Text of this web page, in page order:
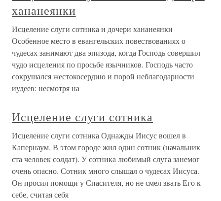
хананеянки
Исцеление слуги сотника и дочери хананеянки
Особенное место в евангельских повествованиях о
чудесах занимают два эпизода, когда Господь совершил
чудо исцеления по просьбе язычников. Господь часто
сокрушался жестокосердию и порой неблагодарности
иудеев: несмотря на
Исцеление слуги сотника
Исцеление слуги сотника Однажды Иисус вошел в
Капернаум. В этом городе жил один сотник (начальник
ста человек солдат). У сотника любимый слуга занемог
очень опасно. Сотник много слышал о чудесах Иисуса.
Он просил помощи у Спасителя, но не смел звать Его к
себе, считая себя